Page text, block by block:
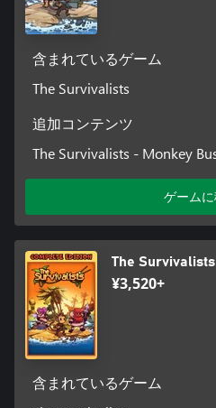
含まれているゲーム
The Survivalists
追加コンテンツ
The Survivalists - Monkey
ゲーム
The
¥3,520+
含まれているゲーム